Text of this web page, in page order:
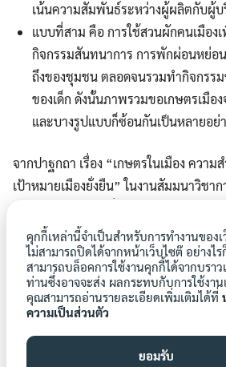
เน้นความสัมพันธ์ระหว่างผู้ผลิตกับผู้บ
แบบที่สาม คือ การใช้สวนผักคนเมืองเ
กิจกรรมสันทนาการ การพักผ่อนหย่อน
ถึงของชุมชน ตลอดจนรวมทำกิจกรรม
ของเด็ก ดังนั้นภาพรวมขอเกษตรเมื
และบางรูปแบบก็ซ้อนกันเป็นหลายอย่า
จากปาฐกถา เรื่อง “เกษตรในเมือง ควา
เป้าหมายเมืองยั่งยืน” ในงานสัมมนาวิชาก
โดย ผศ.ดร.ปิยะพงษ์ บุษบงก์
สถาบันนโยบายสาธารณะ มหาวิทยาลัยเ
คุกกี้เหล่านี้จำเป็นสำหรับการทำงานของ
ไม่สามารถปิดได้จากหน้าเว็บไซต๊ อย่างไ
สามารถบล็อคการใช้งานคุกกี้ได้จากบราว
ท่านซึ่งอาจจะส่ง ผลกระทบกับการใช้งาน
คุณสามารถอ่านรายละเอียดเพิ่มเติมได้ที่
ความเป็นส่วนตัว
ยอมรับ